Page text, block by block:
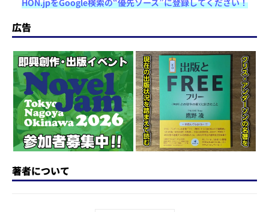
st
o
d
o
n
e
s
k
y
c
e
b
o
o
k
re
a
d
s
e e
n
a
HON.jpをGoogle検索の“優先ソース”に登録してください！
広告
著者について